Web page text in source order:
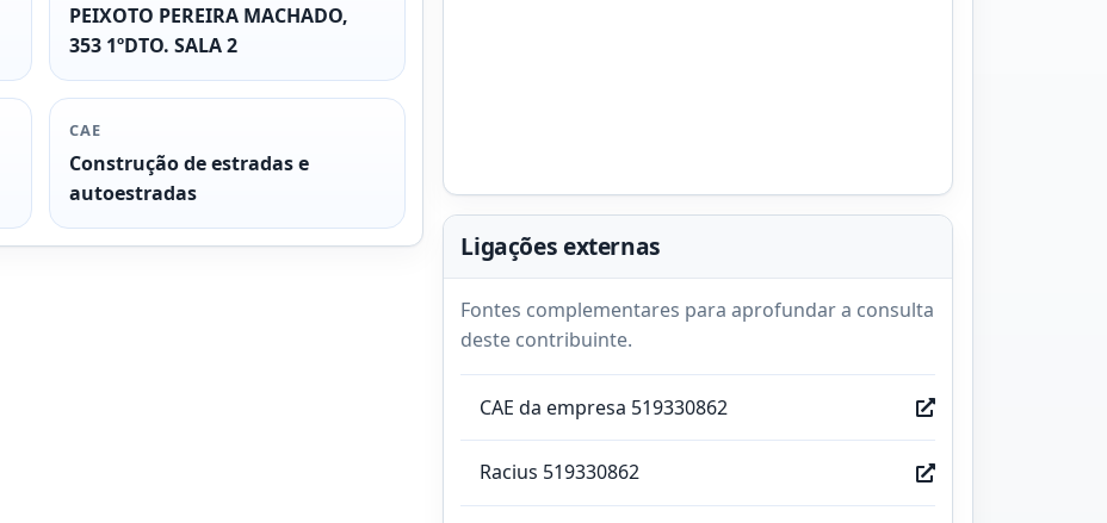
PEIXOTO PEREIRA MACHADO,
353 1ºDTO. SALA 2
CAE
Construção de estradas e
autoestradas
Ligações externas
Fontes complementares para aprofundar a consulta
deste contribuinte.
CAE da empresa 519330862
Racius 519330862